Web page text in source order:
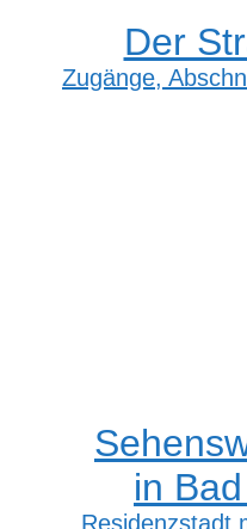
Der
Zugänge,
in
Residenzstadt